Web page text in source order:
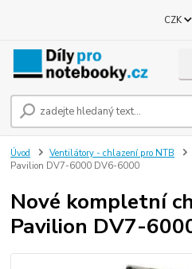
CZK
Úvod Ventilátory - chlazení pro NTB
Pavilion DV7-6000 DV6-6000
Nové kompletní
Pavilion DV7-